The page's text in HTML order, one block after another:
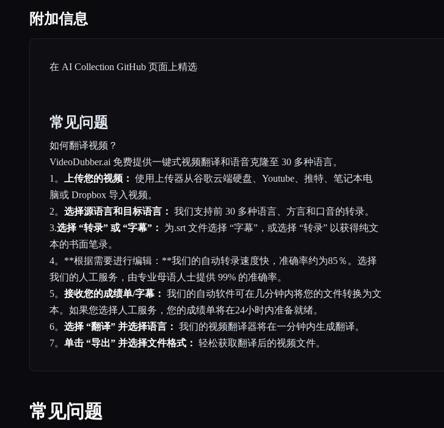
附加信息
在 AI Collection GitHub 页面上精选
常见问题
如何翻译视频？
VideoDubber.ai 免费提供一键式视频翻译和语音克隆至 30 多种语言。
1。 上传您的视频： 使用上传器从谷歌云端硬盘、Youtube、推特、笔记本电
脑或 Dropbox 导入视频。
2。 选择源语言和目标语言： 我们支持前 30 多种语言、方言和口音的转录。
3.选择 “转录” 或 “字幕”：
为.srt 文件选择 “字幕”，或选择 “转录” 以获得纯文
本的书面笔录。
4。**根据需要进行编辑：**我们的自动转录速度快，准确率约为85％。选择
我们的人工服务，由专业母语人士提供 99% 的准确率。
5。 接收您的成绩单/字幕： 我们的自动软件可在几分钟内将您的文件转换为文
本。如果您选择人工服务，您的成绩单将在24小时内准备就绪。
6。 选择 “翻译” 并选择语言： 我们的视频翻译器将在一分钟内生成翻译。
7。 单击 “导出” 并选择文件格式： 轻松获取翻译后的视频文件。
常见问题